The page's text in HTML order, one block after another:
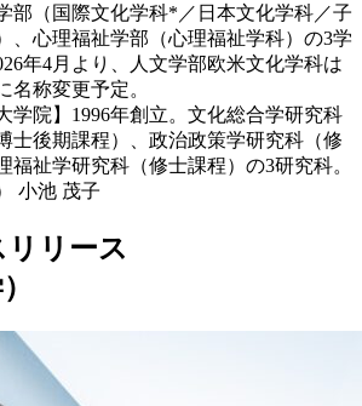
部（国際文化学科*／日本文化学科／子
、心理福祉学部（心理福祉学科）の3学
年4月より、人文学部欧米文化学科は
名称変更予定。
学院】1996年創立。文化総合学研究科
士後期課程）、政治政策学研究科（修
福祉学研究科（修士課程）の3研究科。
小池 茂子
リース